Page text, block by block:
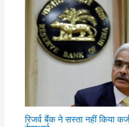
रिजर्व बैंक ने सस्ता नहीं किया